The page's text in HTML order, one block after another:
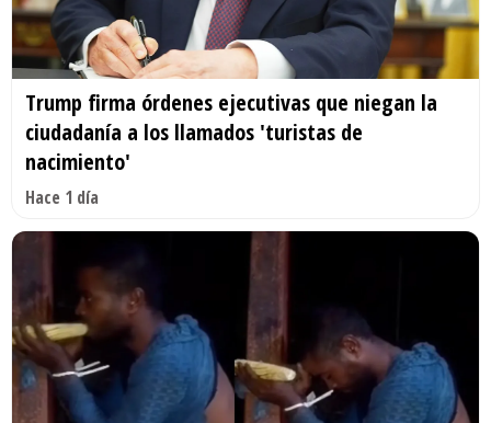
Trump firma órdenes ejecutivas que niegan la
ciudadanía a los llamados 'turistas de
nacimiento'
Hace 1 día